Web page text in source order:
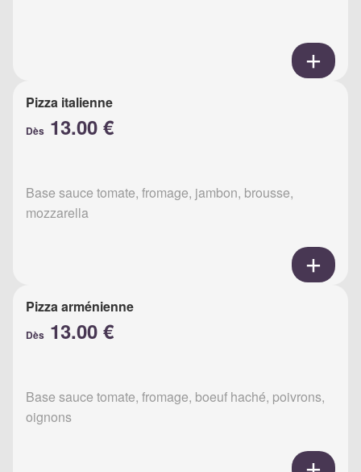
Pizza italienne
Dès 13.00 €
Base sauce tomate, fromage, jambon, brousse,
mozzarella
Pizza arménienne
Dès 13.00 €
Base sauce tomate, fromage, boeuf haché, poivrons,
oignons